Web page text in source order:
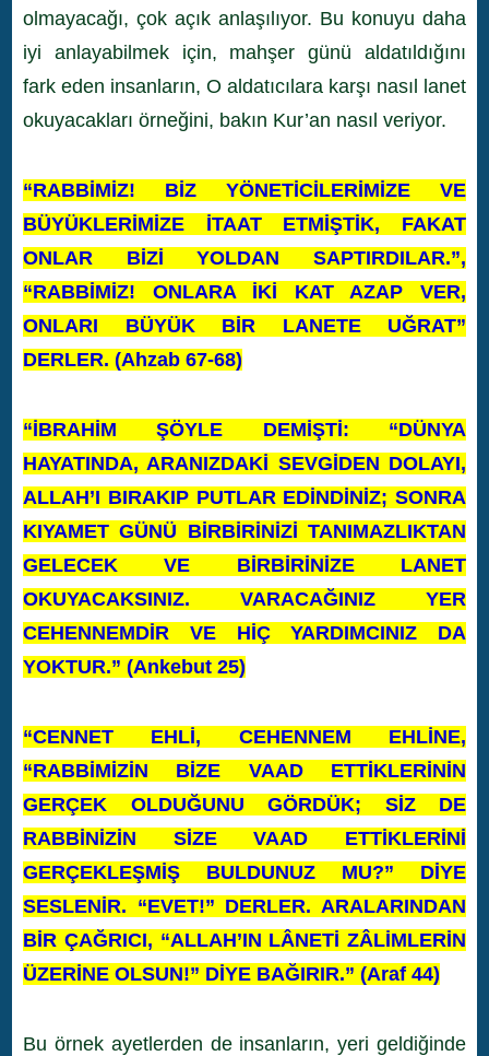
olmayacağı, çok açık anlaşılıyor. Bu konuyu daha
iyi anlayabilmek için, mahşer günü aldatıldığını
fark eden insanların, O aldatıcılara karşı nasıl lanet
okuyacakları örneğini, bakın Kur’an nasıl veriyor.
“RABBİMİZ! BİZ YÖNETİCİLERİMİZE VE
BÜYÜKLERİMİZE İTAAT ETMİŞTİK, FAKAT
ONLAR BİZİ YOLDAN SAPTIRDILAR.”,
“RABBİMİZ! ONLARA İKİ KAT AZAP VER,
ONLARI BÜYÜK BİR LANETE UĞRAT”
DERLER. (Ahzab 67-68)
“İBRAHİM ŞÖYLE DEMİŞTİ: “DÜNYA
HAYATINDA, ARANIZDAKİ SEVGİDEN DOLAYI,
ALLAH’I BIRAKIP PUTLAR EDİNDİNİZ; SONRA
KIYAMET GÜNÜ BİRBİRİNİZİ TANIMAZLIKTAN
GELECEK VE BİRBİRİNİZE LANET
OKUYACAKSINIZ. VARACAĞINIZ YER
CEHENNEMDİR VE HİÇ YARDIMCINIZ DA
YOKTUR.” (Ankebut 25)
“CENNET EHLİ, CEHENNEM EHLİNE,
“RABBİMİZİN BİZE VAAD ETTİKLERİNİN
GERÇEK OLDUĞUNU GÖRDÜK; SİZ DE
RABBİNİZİN SİZE VAAD ETTİKLERİNİ
GERÇEKLEŞMİŞ BULDUNUZ MU?” DİYE
SESLENİR. “EVET!” DERLER. ARALARINDAN
BİR ÇAĞRICI, “ALLAH’IN LÂNETİ ZÂLİMLERİN
ÜZERİNE OLSUN!” DİYE BAĞIRIR.” (Araf 44)
Bu örnek ayetlerden de insanların, yeri geldiğinde